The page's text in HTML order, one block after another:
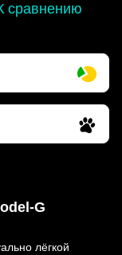
сравнению
G
лёгкой